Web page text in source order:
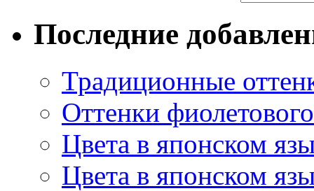
Последние
Традиционные
Оттенки
Цвета в японском
Цвета в японском